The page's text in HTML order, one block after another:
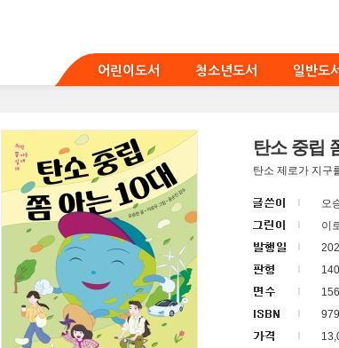
어린이도서 청소년도서 일반도서
탄소 중립
탄소 제로가 지구
오
이
156